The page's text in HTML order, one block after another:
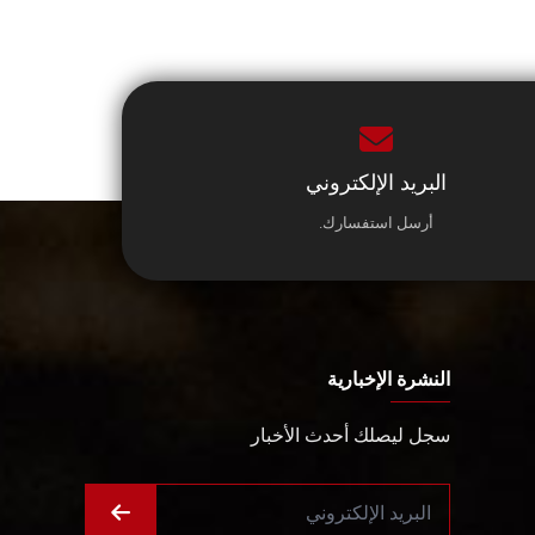
البريد الإلكتروني
أرسل استفسارك.
النشرة الإخبارية
سجل ليصلك أحدث الأخبار